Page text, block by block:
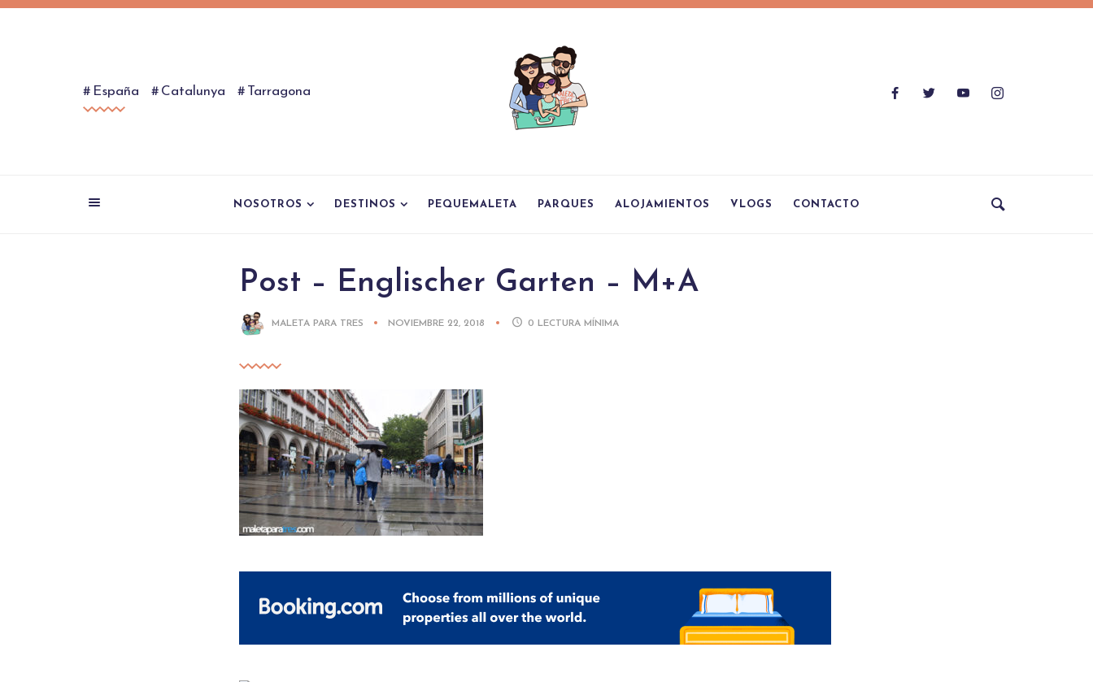
España Catalunya Tarragona
NOSOTROS DESTINOS PEQUEMALETA PARQUES ALOJAMIENTOS VLOGS CONTACTO
Post – Englischer Garten – M+A
MALETA PARA TRES NOVIEMBRE 22, 2018 0 LECTURA MÍNIMA